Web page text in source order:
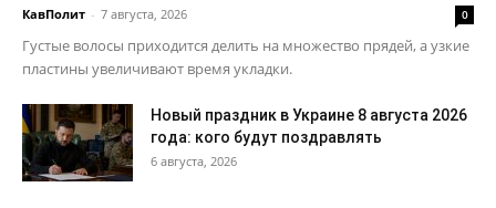
КавПолит - 7 августа, 2026 0
Густые волосы приходится делить на множество прядей, а узкие
пластины увеличивают время укладки.
Новый праздник в Украине 8 августа 2026
года: кого будут поздравлять
6 августа, 2026